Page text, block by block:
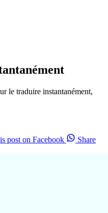
le traduire instantanément,
post on Facebook
Share